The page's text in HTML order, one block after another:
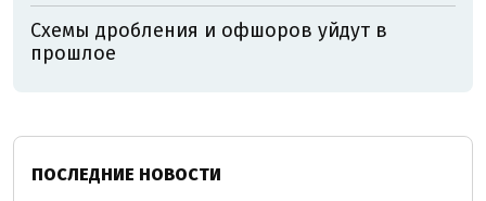
Схемы дробления и офшоров уйдут в
прошлое
ПОСЛЕДНИЕ НОВОСТИ